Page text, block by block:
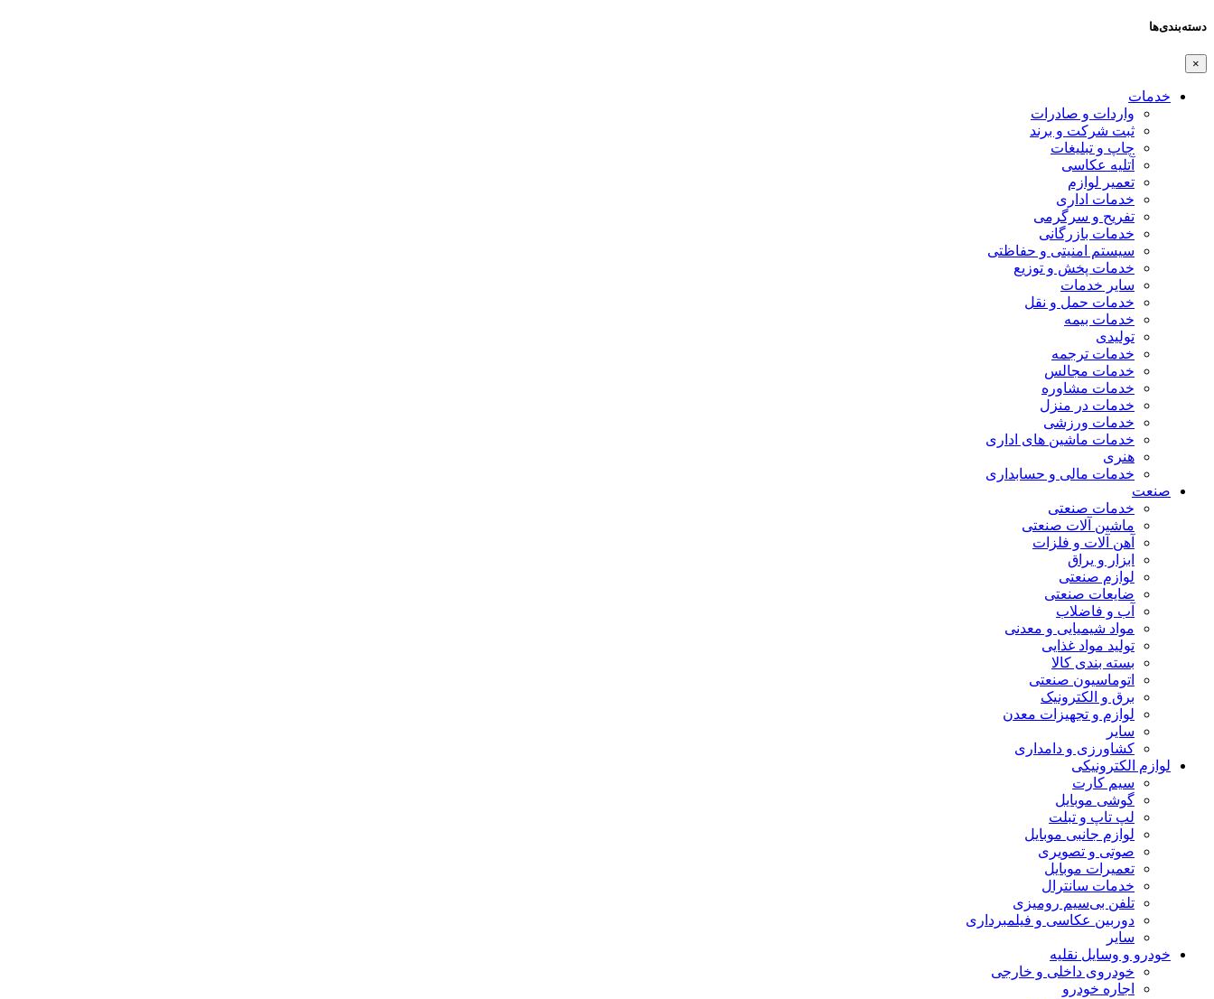
دسته‌بندی‌ها
×
خدمات
واردات و صادرات
ثبت شرکت و برند
چاپ و تبلیغات
آتلیه عکاسی
تعمیر لوازم
خدمات اداری
تفریح و سرگرمی
خدمات بازرگانی
سیستم امنیتی و حفاظتی
خدمات پخش و توزیع
سایر خدمات
خدمات حمل و نقل
خدمات بیمه
تولیدی
خدمات ترجمه
خدمات مجالس
خدمات مشاوره
خدمات در منزل
خدمات ورزشی
خدمات ماشین های اداری
هنری
خدمات مالی و حسابداری
صنعت
خدمات صنعتی
ماشین آلات صنعتی
آهن آلات و فلزات
ابزار و یراق
لوازم صنعتی
ضایعات صنعتی
آب و فاضلاب
مواد شیمیایی و معدنی
تولید مواد غذایی
بسته بندی کالا
اتوماسیون صنعتی
برق و الکترونیک
لوازم و تجهیزات معدن
سایر
کشاورزی و دامداری
لوازم الکترونیکی
سیم کارت
گوشی موبایل
لپ تاپ و تبلت
لوازم جانبی موبایل
صوتی و تصویری
تعمیرات موبایل
خدمات سانترال
تلفن بی‌سیم رومیزی
دوربین عکاسی و فیلمبرداری
سایر
خودرو و وسایل نقلیه
خودروی داخلی و خارجی
اجاره خودرو